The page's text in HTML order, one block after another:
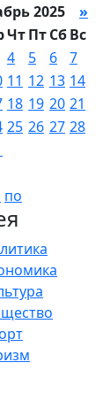
2025 »
ЧтПтСбВс
4 5 6
7
11 12 13 14
18 19 20 21
25 26 27 28
по